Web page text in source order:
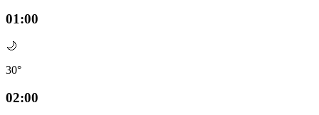
01:00
🌙
30°
02:00